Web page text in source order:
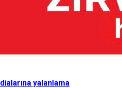
yalanlama